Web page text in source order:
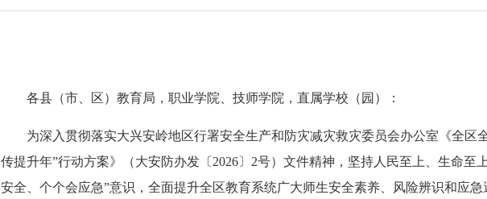
各县（市、区）教育局， 职业学院、技师学院，直属学校（园）：
为深入贯彻落实大兴安岭地区行署安全生产和防灾减灾救灾委员会办公室《全区
传提升年”行动方案》（大安防办发〔2026〕2号）文件精神，坚持人民至上、生命至
安全、个个会应急”意识，全面提升全区教育系统广大师生安全素养、风险辨识和应急